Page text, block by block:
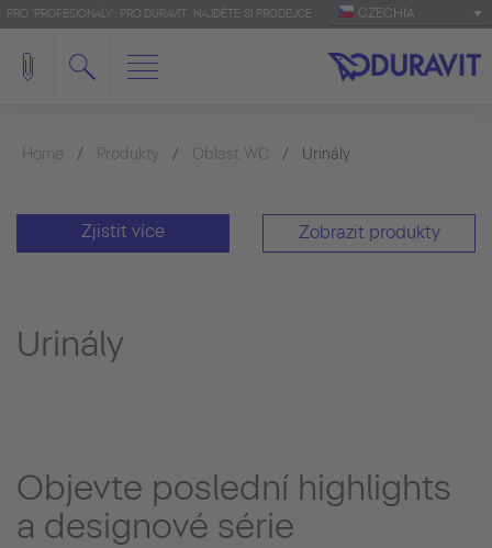
PRO 'PROFESIONÁLY': PRO.DURAVIT NAJDĚTE SI PRODEJCE CZECHIA
Home Produkty Oblast WC Urinály
Zjistit více Zobrazit produkty
Urinály
Objevte poslední highlights
a designové série